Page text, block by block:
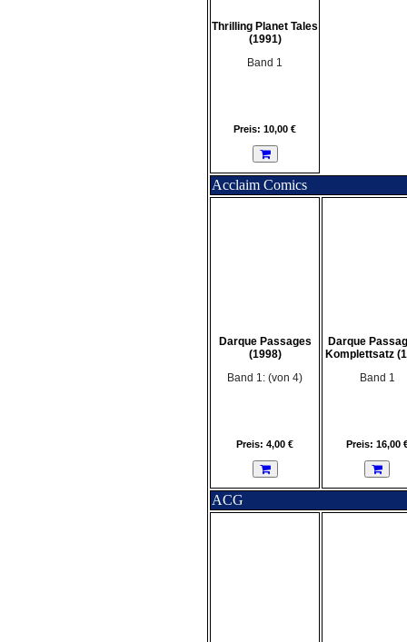
Thrilling Planet Tales
(1991)
Band 1
Preis: 10,00 €
Acclaim Comics
Darque Passages
(1998)
Band 1: (von 4)
Preis: 4,00 €
Darque
Komplettsatz
Band 1
Preis: 16,00
ACG